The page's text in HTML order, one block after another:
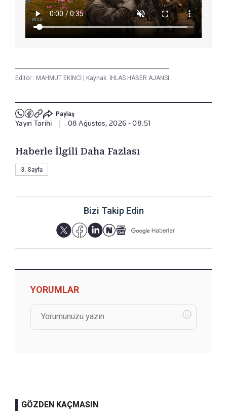
Editör : MAHMUT EKİNCİ | Kaynak: İHLAS HABER AJANSI
Paylaş
Yayın Tarihi 08 Ağustos, 2026 - 08:51
Haberle İlgili Daha Fazlası
3. Sayfa
Bizi Takip Edin
YORUMLAR
GÖZDEN KAÇMASIN